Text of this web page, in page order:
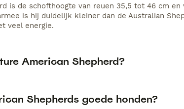
is de schofthoogte van reuen 35,5 tot 46 cm
is hij duidelijk kleiner dan de Australian
veel energie.
American Shepherd?
Shepherds goede honden?